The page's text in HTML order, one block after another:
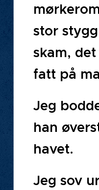
stor
skam,
fatt på
Jeg
han
havet.
Jeg sov